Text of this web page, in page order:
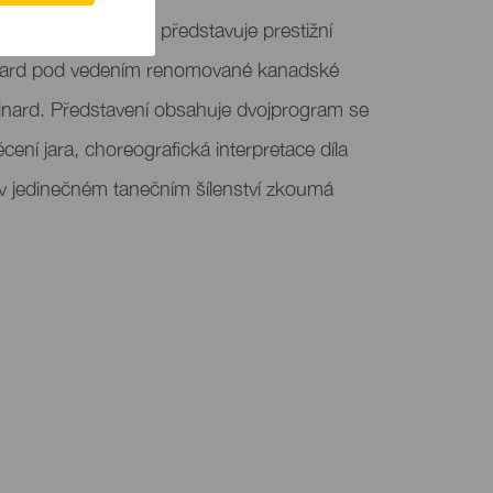
de Gran Canaria představuje prestižní
pod vedením renomované kanadské
Představení obsahuje dvojprogram se
jara, choreografická interpretace díla
jedinečném tanečním šílenství zkoumá